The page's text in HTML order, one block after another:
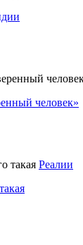
человек»
Реалии